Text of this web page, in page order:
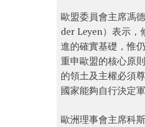
歐盟委員會主席馮
der Leyen）表示，
進的確實基礎，惟
重申歐盟的核心原
的領土及主權必須
國家能夠自行決定軍
歐洲理事會主席科